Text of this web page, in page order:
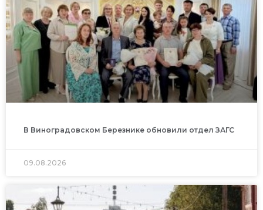
В Виноградовском Березнике обновили отдел ЗАГС
09.08.2026